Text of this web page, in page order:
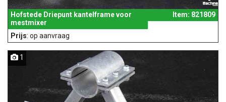
Hofstede Driepunt kantelframe voor
mestmixer
Item: 821809
Prijs: op aanvraag
1